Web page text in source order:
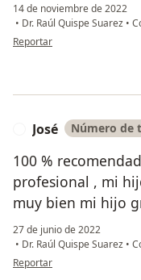
14 de noviembre de 2022
• Dr. Raúl Quispe Suarez •
en opinión del usuario
Reportar
José Número de
100 %
profesional , mi
muy bien mi hijo
27 de junio de 2022
• Dr. Raúl Quispe Suarez •
en opinión del usuario José
Reportar